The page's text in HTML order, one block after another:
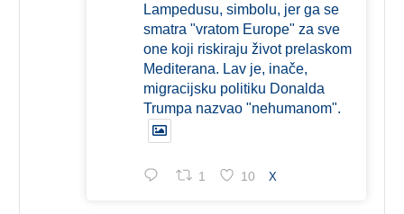
Lampedusu, simbolu, jer ga se
smatra "vratom Europe" za sve
one koji riskiraju život prelaskom
Mediterana. Lav je, inače,
migracijsku politiku Donalda
Trumpa nazvao "nehumanom".
1 10 X